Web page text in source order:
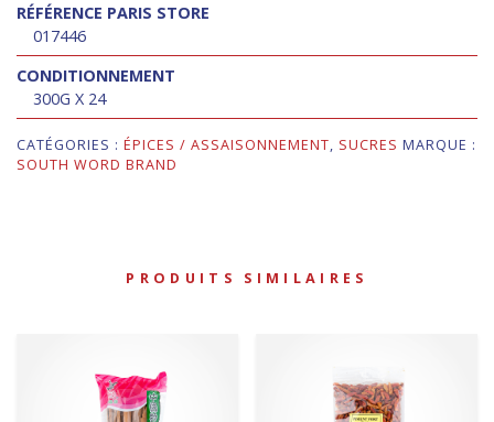
RÉFÉRENCE PARIS STORE
017446
CONDITIONNEMENT
300G X 24
CATÉGORIES : ÉPICES / ASSAISONNEMENT, SUCRES MARQUE :
SOUTH WORD BRAND
PRODUITS SIMILAIRES